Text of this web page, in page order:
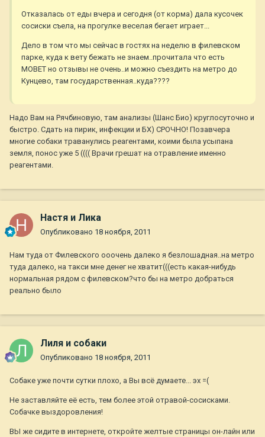
Отказалась от еды вчера и сегодня (от корма) дала кусочек
сосиски съела, на прогулке веселая бегает играет...
Дело в том что мы сейчас в гостях на неделю в филевском
парке, куда к вету бежать не знаем..прочитала что есть
МОВЕТ но отзывы не очень..и можно съездить на метро до
Кунцево, там государственная..куда????
Надо Вам на Рячбиновую, там анализы (Шанс Био) круглосуточно и
быстро. Сдать на пирик, инфекции и БХ) СРОЧНО! Позавчера
многие собаки траванулись реагентами, коими была усыпана
земля, понос уже 5 (((( Врачи грешат на отравление именно
реагентами.
Настя и Лика
Опубликовано 18 ноября, 2011
Нам туда от Филевского ооочень далеко я безлошадная..на метро
туда далеко, на такси мне денег не хватит(((есть какая-нибудь
нормальная рядом с филевском?что бы на метро добраться
реально было
Лиля и собаки
Опубликовано 18 ноября, 2011
Собаке уже почти сутки плохо, а Вы всё думаете... эх =(
Не заставляйте её есть, тем более этой отравой-сосисками.
Собачке выздоровления!
ВЫ же сидите в интернете, откройте желтые страницы он-лайн или